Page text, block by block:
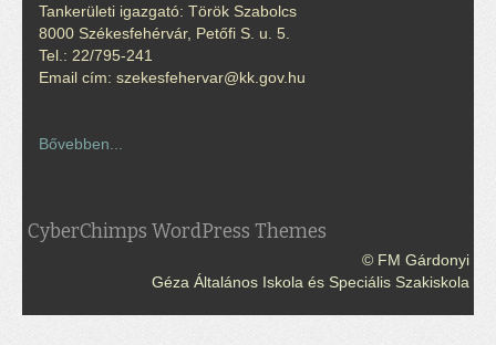
Tankerületi igazgató: Török Szabolcs
8000 Székesfehérvár, Petőfi S. u. 5.
Tel.: 22/795-241
Email cím: szekesfehervar@kk.gov.hu
Bővebben...
CyberChimps WordPress Themes
© FM Gárdonyi
Géza Általános Iskola és Speciális Szakiskola